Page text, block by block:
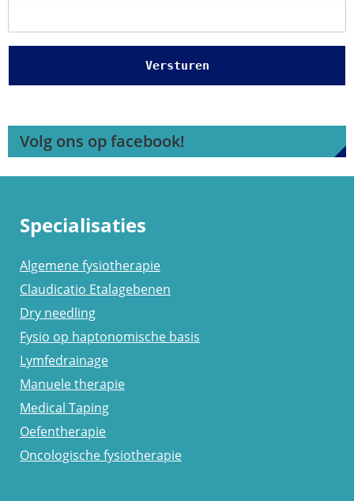
Volg ons op facebook!
Specialisaties
Algemene fysiotherapie
Claudicatio Etalagebenen
Dry needling
Fysio op haptonomische basis
Lymfedrainage
Manuele therapie
Medical Taping
Oefentherapie
Oncologische fysiotherapie